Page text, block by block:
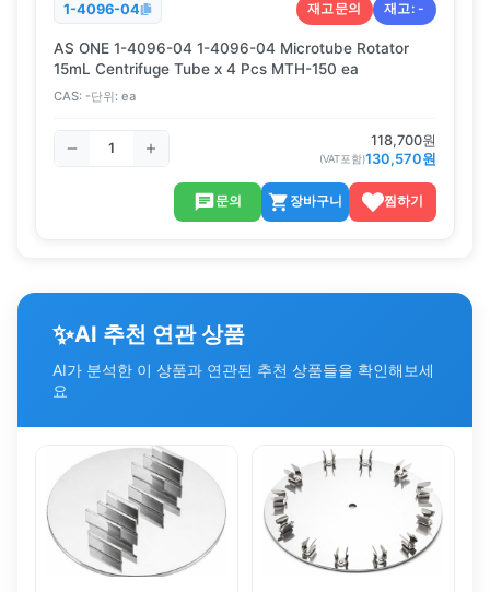
1-4096-04 재고문의 재고:-
AS ONE 1-4096-04 1-4096-04 Microtube Rotator
15mL Centrifuge Tube x 4 Pcs MTH-150 ea
CAS: -단위: ea
118,700원
(VAT포함)130,570원
문의 장바구니 찜하기
✨AI 추천 연관 상품
AI가 분석한 이 상품과 연관된 추천 상품들을 확인해보세
요